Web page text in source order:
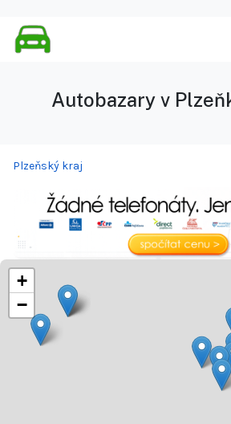
Autobazary v
Plzeňský kraj
+
−